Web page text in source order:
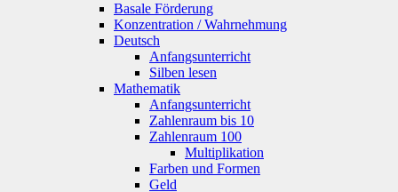
Basale Förderung
Konzentration / Wahrnehmung
Deutsch
Anfangsunterricht
Silben lesen
Mathematik
Anfangsunterricht
Zahlenraum bis 10
Zahlenraum 100
Multiplikation
Farben und Formen
Geld